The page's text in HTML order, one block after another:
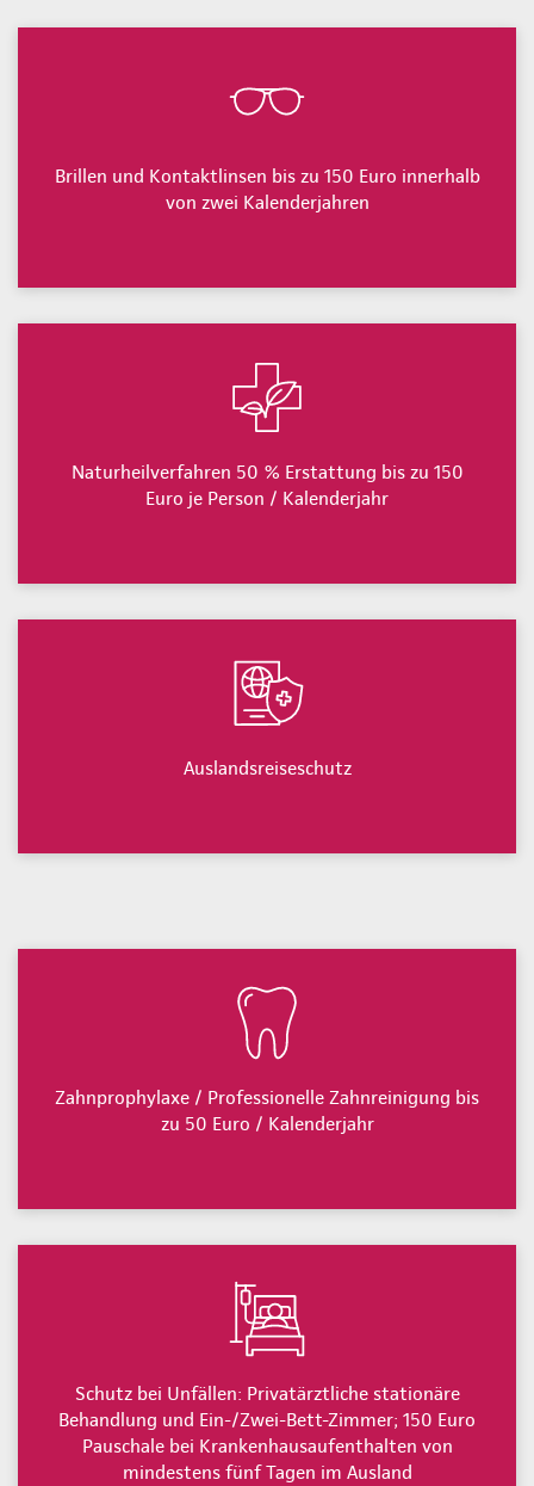
Brillen und Kontaktlinsen bis zu 150 Euro innerhalb
von zwei Kalenderjahren
Naturheilverfahren 50 % Erstattung bis zu 150
Euro je Person / Kalenderjahr
Auslandsreiseschutz
Zahnprophylaxe / Professionelle Zahnreinigung bis
zu 50 Euro / Kalenderjahr
Schutz bei Unfällen: Privatärztliche stationäre
Behandlung und Ein-/Zwei-Bett-Zimmer; 150 Euro
Pauschale bei Krankenhausaufenthalten von
mindestens fünf Tagen im Ausland